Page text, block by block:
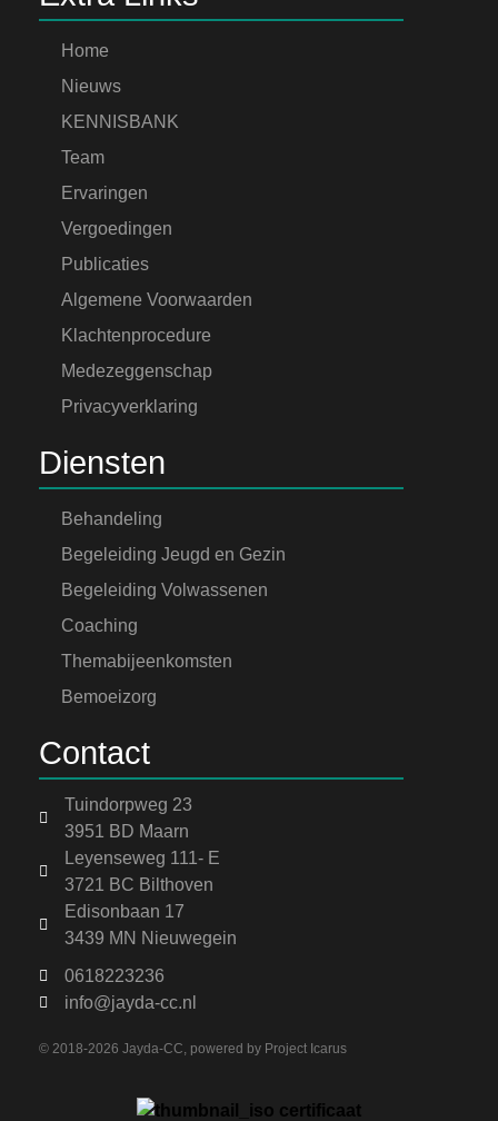
Home
Nieuws
KENNISBANK
Team
Ervaringen
Vergoedingen
Publicaties
Algemene Voorwaarden
Klachtenprocedure
Medezeggenschap
Privacyverklaring
Diensten
Behandeling
Begeleiding Jeugd en Gezin
Begeleiding Volwassenen
Coaching
Themabijeenkomsten
Bemoeizorg
Contact
Tuindorpweg 23
3951 BD Maarn
Leyenseweg 111- E
3721 BC Bilthoven
Edisonbaan 17
3439 MN Nieuwegein
0618223236
info@jayda-cc.nl
© 2018-2026 Jayda-CC, powered by Project Icarus